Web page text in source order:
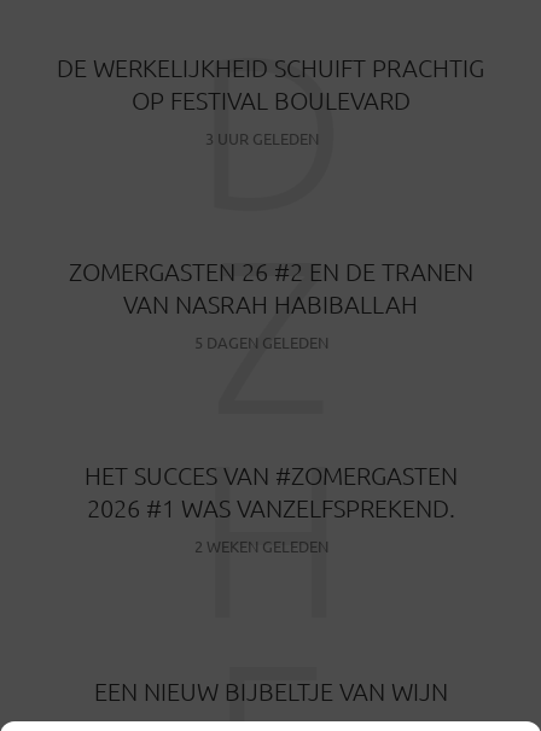
DE WERKELIJKHEID SCHUIFT PRACHTIG
OP FESTIVAL BOULEVARD
3 UUR GELEDEN
D
ZOMERGASTEN 26 #2 EN DE TRANEN
VAN NASRAH HABIBALLAH
5 DAGEN GELEDEN
Z
HET SUCCES VAN #ZOMERGASTEN
2026 #1 WAS VANZELFSPREKEND.
2 WEKEN GELEDEN
H
EEN NIEUW BIJBELTJE VAN WIJN